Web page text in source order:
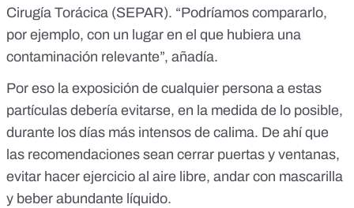
Cirugía Torácica (SEPAR). “Podríamos compararlo,
por ejemplo, con un lugar en el que hubiera una
contaminación relevante”, añadía.
Por eso la exposición de cualquier persona a estas
partículas debería evitarse, en la medida de lo posible,
durante los días más intensos de calima. De ahí que
las recomendaciones sean cerrar puertas y ventanas,
evitar hacer ejercicio al aire libre, andar con mascarilla
y beber abundante líquido.